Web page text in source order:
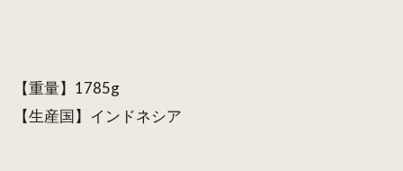
【重量】1785g
【生産国】インドネシア